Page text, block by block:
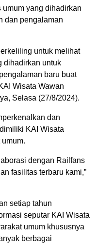
yang dihadirkan
dan pengalaman
untuk melihat
dihadirkan untuk
baru buat
Wisata Wawan
Selasa (27/8/2024).
dan
KAI Wisata
dengan Railfans
fasilitas terbaru kami,”
setiap tahun
seputar KAI Wisata
umum khususnya
berbagai